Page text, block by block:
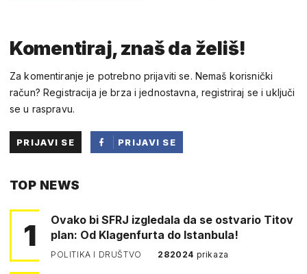
Komentiraj, znaš da želiš!
Za komentiranje je potrebno prijaviti se. Nemaš korisnički
račun? Registracija je brza i jednostavna, registriraj se i uključi
se u raspravu.
PRIJAVI SE
PRIJAVI SE
TOP NEWS
1
Ovako bi SFRJ izgledala da se ostvario Titov
plan: Od Klagenfurta do Istanbula!
POLITIKA I DRUŠTVO 282024 prikaza